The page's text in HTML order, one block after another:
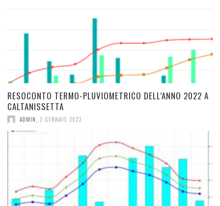
RESOCONTO TERMO-PLUVIOMETRICO DELL’ANNO 2022 A
CALTANISSETTA
ADMIN 2 GENNAIO 2023